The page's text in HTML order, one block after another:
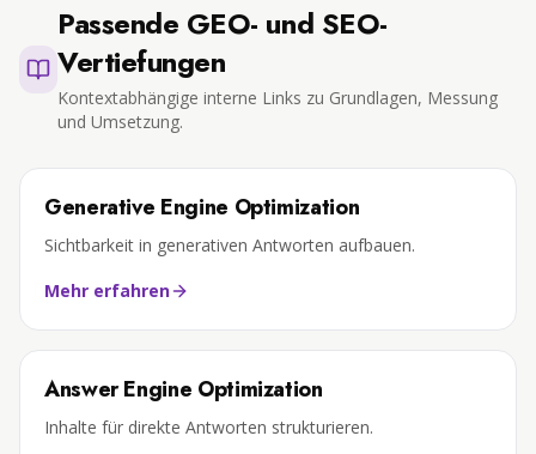
Passende GEO- und SEO-
Vertiefungen
Kontextabhängige interne Links zu Grundlagen, Messung
und Umsetzung.
Generative Engine Optimization
Sichtbarkeit in generativen Antworten aufbauen.
Mehr erfahren
Answer Engine Optimization
Inhalte für direkte Antworten strukturieren.